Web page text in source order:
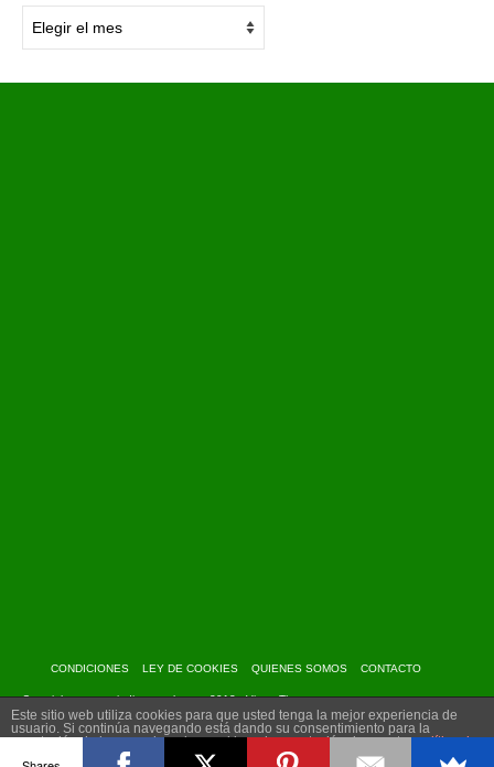
CONDICIONES LEY DE COOKIES QUIENES SOMOS CONTACTO
Copyright: www.myindiantravel.com - 2013 - Virtue Theme
Este sitio web utiliza cookies para que usted tenga la mejor experiencia de
usuario. Si continúa navegando está dando su consentimiento para la
aceptación de las mencionadas cookies y la aceptación de nuestrapolítica de
, pinche el enlace para mayor información.